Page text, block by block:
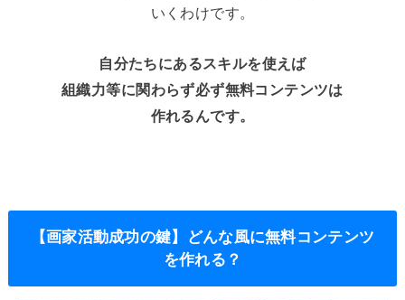
いくわけです。
自分たちにあるスキルを使えば
組織力等に関わらず必ず無料コンテンツは
作れるんです。
【画家活動成功の鍵】どんな風に無料コンテンツ
を作れる？